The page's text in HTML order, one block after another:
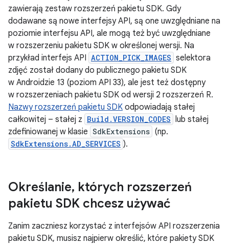
zawierają zestaw rozszerzeń pakietu SDK. Gdy
dodawane są nowe interfejsy API, są one uwzględniane na
poziomie interfejsu API, ale mogą też być uwzględniane
w rozszerzeniu pakietu SDK w określonej wersji. Na
przykład interfejs API ACTION_PICK_IMAGES selektora
zdjęć został dodany do publicznego pakietu SDK
w Androidzie 13 (poziom API 33), ale jest też dostępny
w rozszerzeniach pakietu SDK od wersji 2 rozszerzeń R.
Nazwy rozszerzeń pakietu SDK odpowiadają stałej
całkowitej – stałej z Build.VERSION_CODES lub stałej
zdefiniowanej w klasie SdkExtensions (np.
SdkExtensions.AD_SERVICES ).
Określanie, których rozszerzeń
pakietu SDK chcesz używać
Zanim zaczniesz korzystać z interfejsów API rozszerzenia
pakietu SDK, musisz najpierw określić, które pakiety SDK